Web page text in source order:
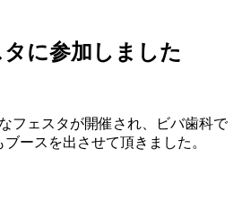
に参加しました
フェスタが開催され、ビバ歯科で
ースを出させて頂きました。